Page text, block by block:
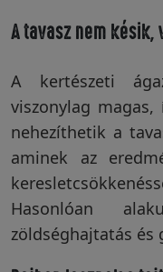
A tavasz nem késik,
A kertészeti
viszonylag
nehezíthetik a
aminek az
Hasonlóan
zöldséghajtatás és